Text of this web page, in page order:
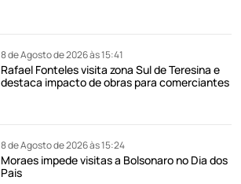
8 de Agosto de 2026 às 15:41
Rafael Fonteles visita zona Sul de Teresina e
destaca impacto de obras para comerciantes
8 de Agosto de 2026 às 15:24
Moraes impede visitas a Bolsonaro no Dia dos
Pais